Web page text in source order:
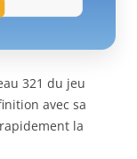
321 du jeu
avec sa
la